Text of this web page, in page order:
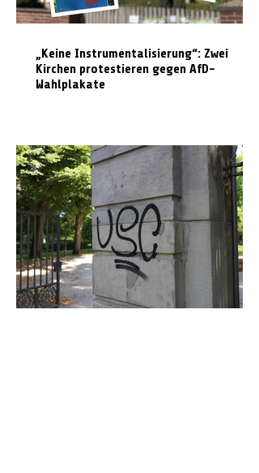
„Keine Instrumentalisierung“: Zwei
Kirchen protestieren gegen AfD-
Wahlplakate